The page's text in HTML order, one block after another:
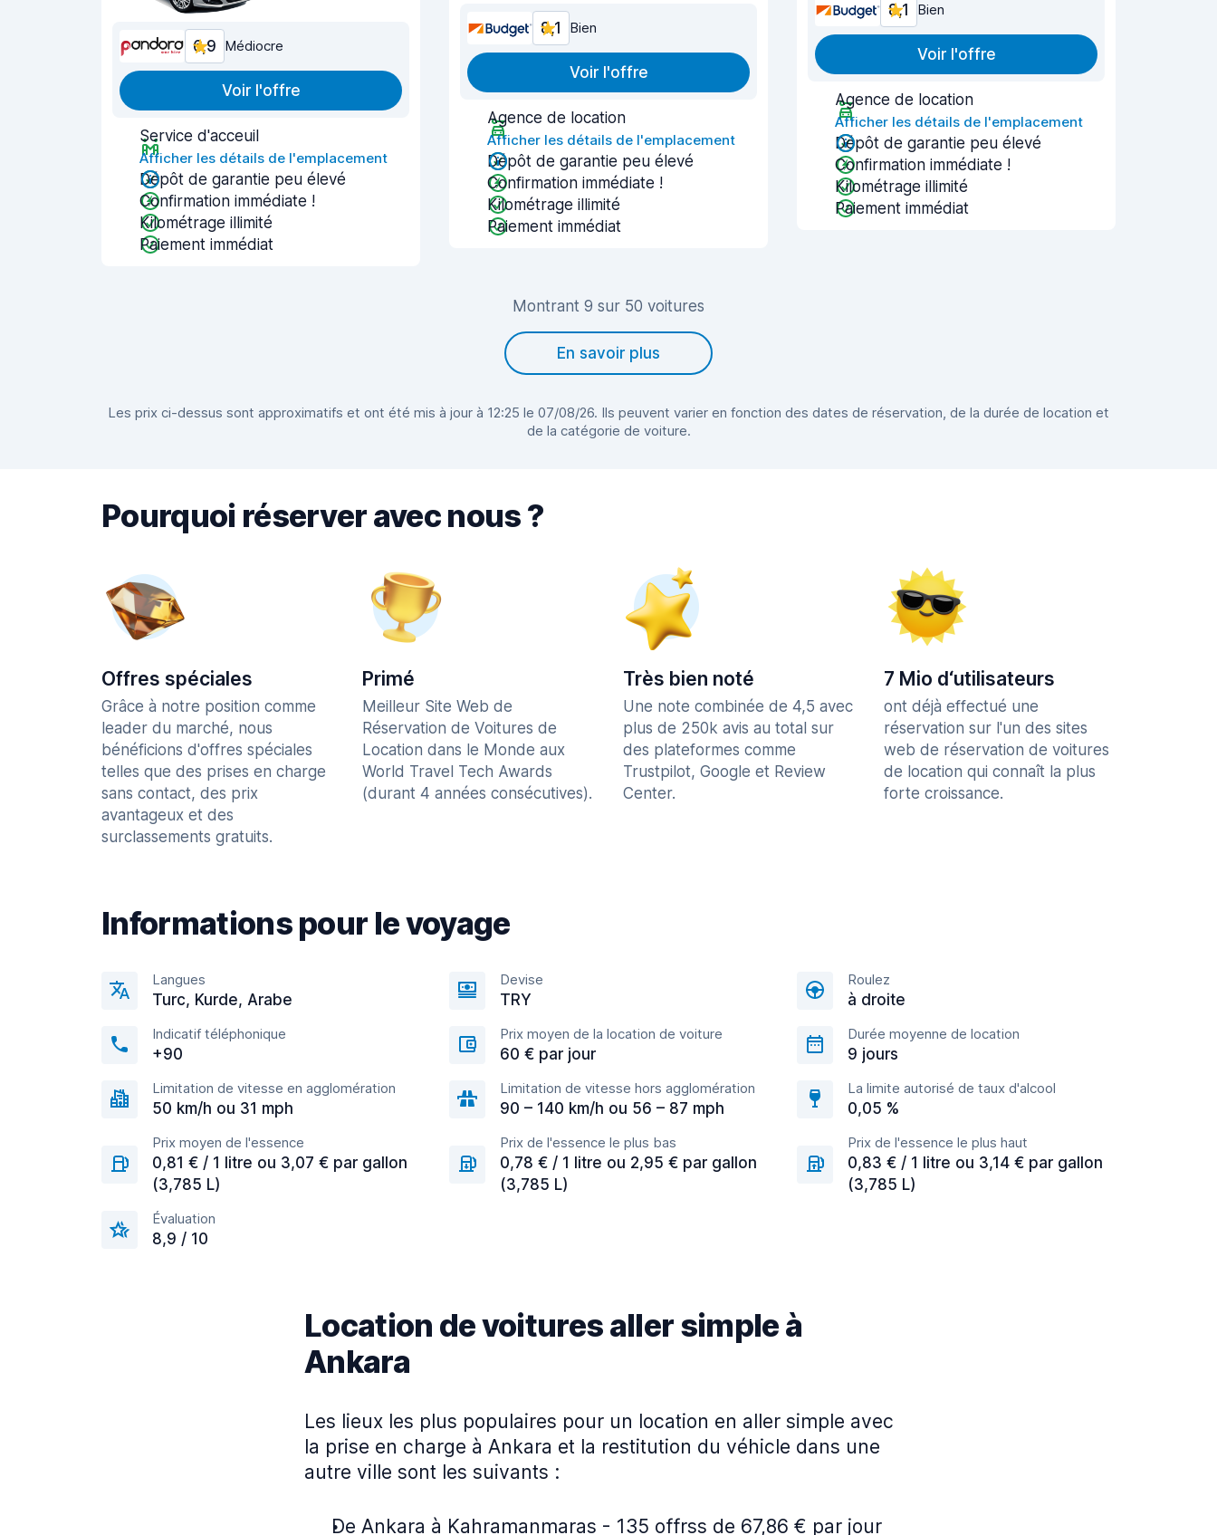
6,9 Médiocre
Voir l'offre
Service d'acceuil
Afficher les détails de l'emplacement
Dépôt de garantie peu élevé
Confirmation immédiate !
Kilométrage illimité
Paiement immédiat
8,1 Bien
Voir l'offre
Agence de location
Afficher les détails de l'emplacement
Dépôt de garantie peu élevé
Confirmation immédiate !
Kilométrage illimité
Paiement immédiat
8,1 Bien
Voir l'offre
Agence de location
Afficher les détails de l'emplacement
Dépôt de garantie peu élevé
Confirmation immédiate !
Kilométrage illimité
Paiement immédiat
Montrant 9 sur 50 voitures
En savoir plus
Les prix ci-dessus sont approximatifs et ont été mis à jour à 12:25 le 07/08/26. Ils peuvent varier en fonction des dates de réservation, de la durée de location et
de la catégorie de voiture.
Pourquoi réserver avec nous ?
Offres spéciales
Grâce à notre position comme
leader du marché, nous
bénéficions d'offres spéciales
telles que des prises en charge
sans contact, des prix
avantageux et des
surclassements gratuits.
Primé
Meilleur Site Web de
Réservation de Voitures de
Location dans le Monde aux
World Travel Tech Awards
(durant 4 années consécutives).
Très bien noté
Une note combinée de 4,5 avec
plus de 250k avis au total sur
des plateformes comme
Trustpilot, Google et Review
Center.
7 Mio d‘utilisateurs
ont déjà effectué une
réservation sur l'un des sites
web de réservation de voitures
de location qui connaît la plus
forte croissance.
Informations pour le voyage
Langues
Turc, Kurde, Arabe
Devise
TRY
Roulez
à droite
Indicatif téléphonique
+90
Prix moyen de la location de voiture
60 € par jour
Durée moyenne de location
9 jours
Limitation de vitesse en agglomération
50 km/h ou 31 mph
Limitation de vitesse hors agglomération
90 – 140 km/h ou 56 – 87 mph
La limite autorisé de taux d'alcool
0,05 %
Prix moyen de l'essence
0,81 € / 1 litre ou 3,07 € par gallon
(3,785 L)
Prix de l'essence le plus bas
0,78 € / 1 litre ou 2,95 € par gallon
(3,785 L)
Prix de l'essence le plus haut
0,83 € / 1 litre ou 3,14 € par gallon
(3,785 L)
Évaluation
8,9 / 10
Location de voitures aller simple à
Ankara
Les lieux les plus populaires pour un location en aller simple avec
la prise en charge à Ankara et la restitution du véhicle dans une
autre ville sont les suivants :
De Ankara à Kahramanmaras - 135 offrss de 67,86 € par jour